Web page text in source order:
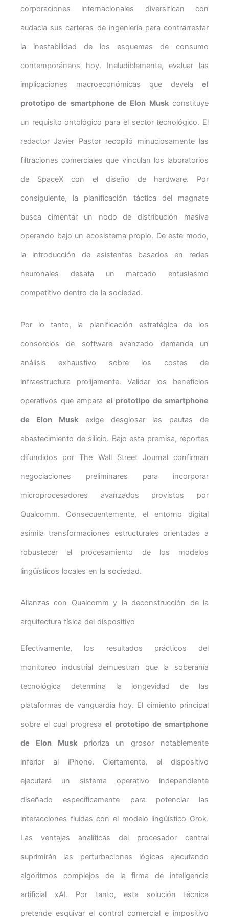
corporaciones internacionales diversifican con
audacia sus carteras de ingeniería para contrarrestar
la inestabilidad de los esquemas de consumo
contemporáneos hoy. Ineludiblemente, evaluar las
implicaciones macroeconómicas que devela el
prototipo de smartphone de Elon Muskconstituye
un requisito ontológico para el sector tecnológico. El
redactor Javier Pastor recopiló minuciosamente las
filtraciones comerciales que vinculan los laboratorios
de SpaceX con el diseño de hardware. Por
consiguiente, la planificación táctica del magnate
busca cimentar un nodo de distribución masiva
operando bajo un ecosistema propio. De este modo,
la introducción de asistentes basados en redes
neuronales desata un marcado entusiasmo
competitivo dentro de la sociedad.
Por lo tanto, la planificación estratégica de los
consorcios de software avanzado demanda un
análisis exhaustivo sobre los costes de
infraestructura prolijamente. Validar los beneficios
operativos que ampara el prototipo de smartphone
de Elon Musk exige desglosar las pautas de
abastecimiento de silicio. Bajo esta premisa, reportes
difundidos por The Wall Street Journal confirman
negociaciones preliminares para incorporar
microprocesadores avanzados provistos por
Qualcomm. Consecuentemente, el entorno digital
asimila transformaciones estructurales orientadas a
robustecer el procesamiento de los modelos
lingüísticos locales en la sociedad.
Alianzas con Qualcomm y la deconstrucción de la
arquitectura física del dispositivo
Efectivamente, los resultados prácticos del
monitoreo industrial demuestran que la soberanía
tecnológica determina la longevidad de las
plataformas de vanguardia hoy. El cimiento principal
sobre el cual progresa el prototipo de smartphone
de Elon Muskprioriza un grosor notablemente
inferior al iPhone. Ciertamente, el dispositivo
ejecutará un sistema operativo independiente
diseñado específicamente para potenciar las
interacciones fluidas con el modelo lingüístico Grok.
Las ventajas analíticas del procesador central
suprimirán las perturbaciones lógicas ejecutando
algoritmos complejos de la firma de inteligencia
artificial xAI. Por tanto, esta solución técnica
pretende esquivar el control comercial e impositivo